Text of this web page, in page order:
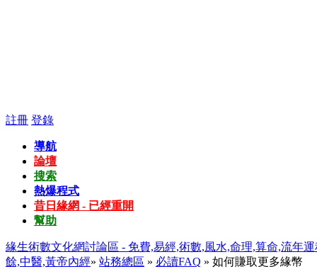
註冊 登錄
導航
論壇
搜索
熱爆程式
昔日緣網 - 已經重開
幫助
緣生術數文化網討論區 - 免費,易經,術數,風水,命理,算命,流年
餘,中醫,黃帝內經» 站務總區 » 必讀FAQ » 如何賺取更多緣幣